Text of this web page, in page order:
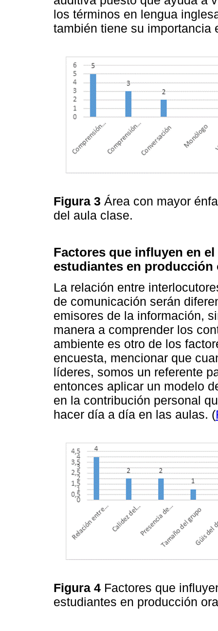
los términos en lengua
también tiene su importancia
Figura 3 Área con mayor
del aula clase.
Factores que influyen en
estudiantes en producción
La relación entre
de comunicación serán
emisores de la información,
manera a comprender los
ambiente es otro de los
encuesta, mencionar que
líderes, somos un referente
entonces aplicar un modelo
en la contribución personal
hacer día a día en las aulas. (
Figura 4 Factores que
estudiantes en producción